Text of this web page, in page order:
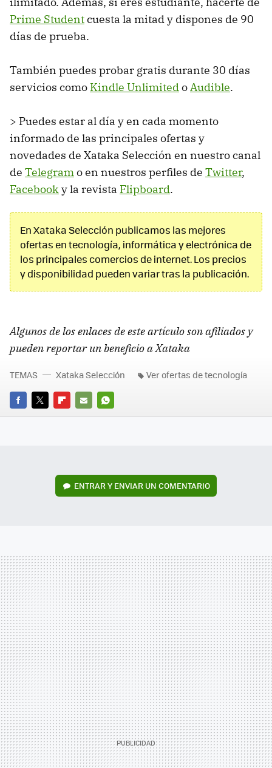
Prime Studentcuesta la mitad y dispones de 90
días de prueba.
También puedes probar gratis durante 30 días
servicios como Kindle UnlimitedoAudible.
> Puedes estar al día y en cada momento
informado de las principales ofertas y
novedades de Xataka Selección en nuestro canal
de Telegramo en nuestros perfiles de Twitter,
Facebooky la revista Flipboard.
En Xataka Selección publicamos las mejores
ofertas en tecnología, informática y electrónica de
los principales comercios de internet. Los precios
y disponibilidad pueden variar tras la publicación.
Algunos de los enlaces de este artículo son afiliados y
pueden reportar un beneficio a Xataka
FACEBOOK
TWITTERFLIPBOARD
E-
WHATSAPP
TEMAS Xataka Selección Ver ofertas de tecnología
ENTRAR Y ENVIAR UN COMENTARIO